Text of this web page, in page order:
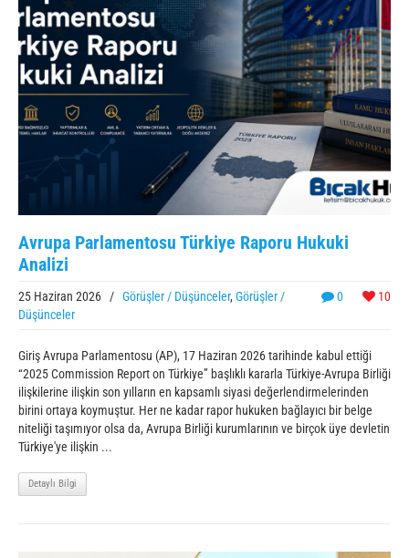
Avrupa Parlamentosu Türkiye Raporu Hukuki
Analizi
0 10
25 Haziran 2026 / Görüşler / Düşünceler, Görüşler /
Düşünceler
Giriş Avrupa Parlamentosu (AP), 17 Haziran 2026 tarihinde kabul ettiği
“2025 Commission Report on Türkiye” başlıklı kararla Türkiye-Avrupa Birliği
ilişkilerine ilişkin son yılların en kapsamlı siyasi değerlendirmelerinden
birini ortaya koymuştur. Her ne kadar rapor hukuken bağlayıcı bir belge
niteliği taşımıyor olsa da, Avrupa Birliği kurumlarının ve birçok üye devletin
Türkiye'ye ilişkin ...
Detaylı Bilgi